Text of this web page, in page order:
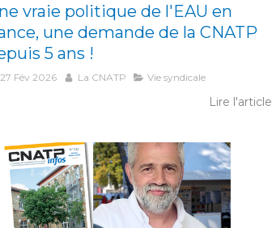
vraie politique de l'EAU en
une demande de la CNATP
5 ans !
27 Fév 2026 La CNATP Vie syndicale
Lire l'article